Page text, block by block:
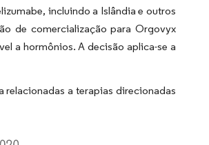
incluindo a Islândia e outros
de comercialização para Orgovyx
a hormônios. A decisão aplica-se a
a terapias direcionadas